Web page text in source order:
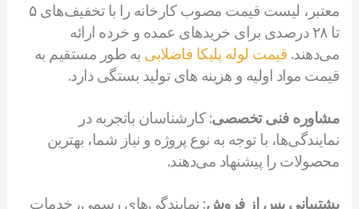
معتبر، لیست قیمت مصوب کارخانه را با تخفیف‌های ۵
تا ۲۸ درصدی برای خریدهای عمده و خرده ارائه
می‌دهند. قیمت لوله پلیکا فاضلابی به طور مستقیم به
قیمت مواد اولیه و هزینه های تولید بستگی دارد.
مشاوره فنی تخصصی: کارشناسان باتجربه در
نمایندگی‌ها، با توجه به نوع پروژه و نیاز شما، بهترین
محصولات را پیشنهاد می‌دهند.
پشتیبانی پس از فروش: نمایندگی‌های رسمی، خدمات